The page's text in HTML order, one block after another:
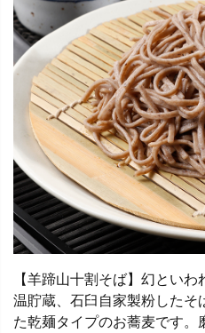
【羊蹄山十割そば】幻とい
温貯蔵、石臼自家製粉したそ
た乾麺タイプのお蕎麦です。